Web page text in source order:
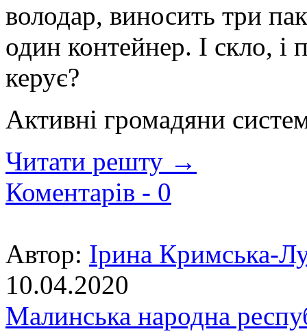
володар, виносить три
один контейнер. І скло,
керує?
Активні громадяни
Читати решту →
Коментарів - 0
Автор: Ірина Кримська-
10.04.2020
Малинська народна